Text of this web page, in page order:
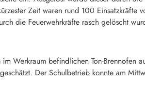
Zeit waren rund 100 Einsatzkräfte
die Feuerwehrkräfte rasch gelöscht
Werkraum befindlichen Ton-Brennofen
Der Schulbetrieb konnte am